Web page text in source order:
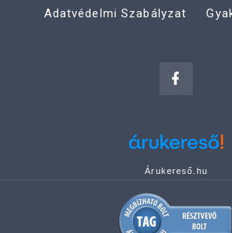
Adatvédelmi Szabályzat
Árukereső.hu